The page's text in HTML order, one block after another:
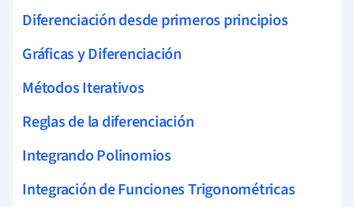
Diferenciación desde primeros principios
Gráficas y Diferenciación
Métodos Iterativos
Reglas de la diferenciación
Integrando Polinomios
Integración de Funciones Trigonométricas